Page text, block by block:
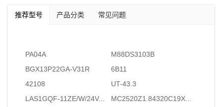
推荐型号 产品分类 常见问题
PA04A
M88DS3103B
BGX13P22GA-V31R
6B11
42108
UT-43.3
LAS1GQF-11ZE/W/24V...
MC2520Z1.84320C19X...